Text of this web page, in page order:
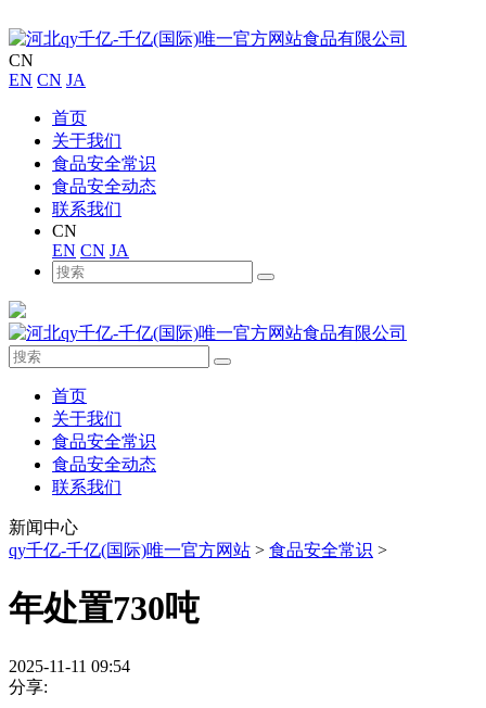
CN
EN CN JA
首页
关于我们
食品安全常识
食品安全动态
联系我们
CN
EN CN JA
首页
关于我们
食品安全常识
食品安全动态
联系我们
新闻中心
qy千亿-千亿(国际)唯一官方网站 > 食品安全常识 >
年处置730吨
2025-11-11 09:54
分享: